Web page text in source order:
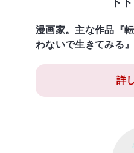
漫画家。主な作品『
わないで生きてみる』
詳